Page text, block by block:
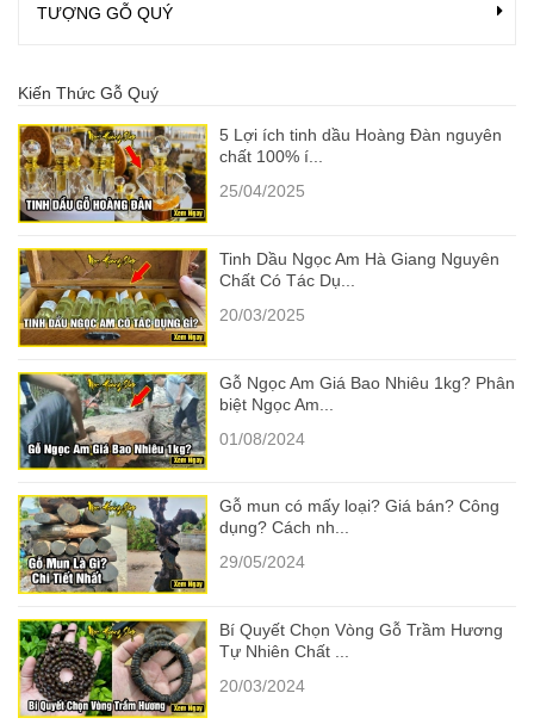
TƯỢNG GỖ QUÝ
Kiến Thức Gỗ Quý
5 Lợi ích tinh dầu Hoàng Đàn nguyên
chất 100% í...
25/04/2025
Tinh Dầu Ngọc Am Hà Giang Nguyên
Chất Có Tác Dụ...
20/03/2025
Gỗ Ngọc Am Giá Bao Nhiêu 1kg? Phân
biệt Ngọc Am...
01/08/2024
Gỗ mun có mấy loại? Giá bán? Công
dụng? Cách nh...
29/05/2024
Bí Quyết Chọn Vòng Gỗ Trầm Hương
Tự Nhiên Chất ...
20/03/2024